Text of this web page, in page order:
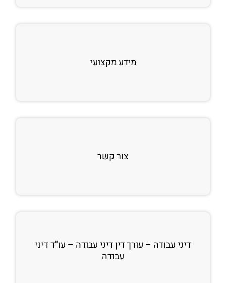
מידע מקצועי
צור קשר
דיני עבודה – עורך דין דיני עבודה – עו"ד דיני
עבודה